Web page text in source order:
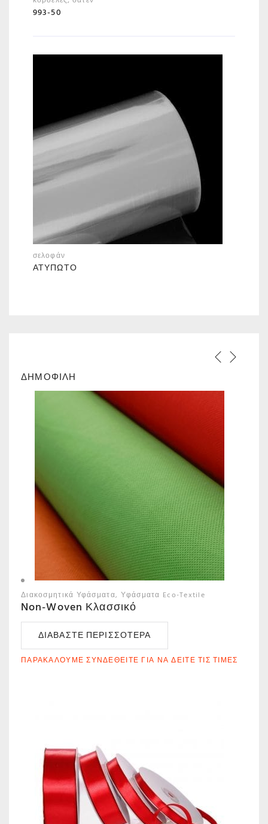
993-50
σελοφάν
ΑΤΎΠΩΤΟ
ΔΗΜΟΦΙΛΗ
Διακοσμητικά Υφάσματα Υφάσματα Eco-Textile
Non-Woven Κλασσικό
ΔΙΑΒΆΣΤΕ ΠΕΡΙΣΣΌΤΕΡΑ
ΠΑΡΑΚΑΛΟΎΜΕ ΣΥΝΔΕΘΕΊΤΕ ΓΙΑ ΝΑ ΔΕΊΤΕ ΤΙΣ ΤΙΜΈΣ